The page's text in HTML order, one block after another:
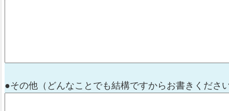
●その他（どんなことでも結構ですからお書きくださ